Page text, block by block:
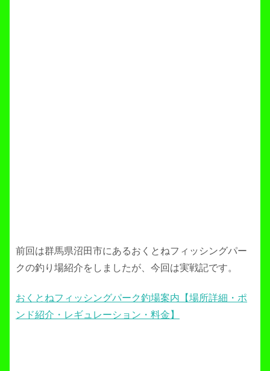
前回は群馬県沼田市にあるおくとねフィッシングパー
クの釣り場紹介をしましたが、今回は実戦記です。
おくとねフィッシングパーク釣場案内【場所詳細・ポ
ンド紹介・レギュレーション・料金】